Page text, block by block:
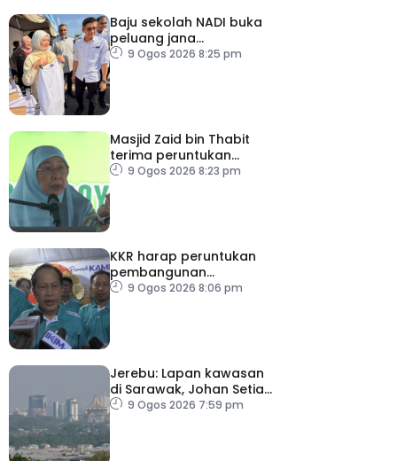
Baju sekolah NADI buka
peluang jana
pendapatan, bantu
9 Ogos 2026 8:25 pm
Masjid Zaid bin Thabit
terima peruntukan
RM100,000
9 Ogos 2026 8:23 pm
KKR harap peruntukan
pembangunan
ditingkatkan
9 Ogos 2026 8:06 pm
Jerebu: Lapan kawasan
di Sarawak, Johan Setia
di Selangor catat IPU
9 Ogos 2026 7:59 pm